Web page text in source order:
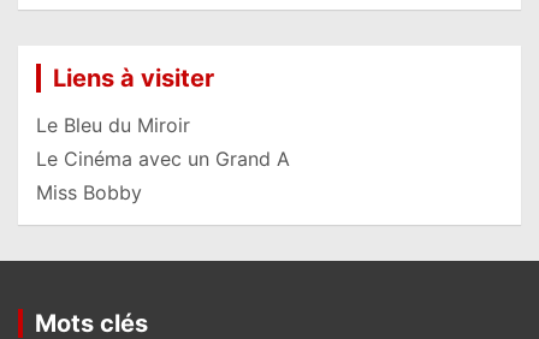
Liens à visiter
Le Bleu du Miroir
Le Cinéma avec un Grand A
Miss Bobby
Mots clés